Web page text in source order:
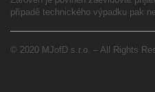
případě technického výpadku pak
© 2020 MJofD s.r.o. – All Rights